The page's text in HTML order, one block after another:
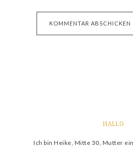
HALLO
Ich bin Heike, Mitte 30, Mutter